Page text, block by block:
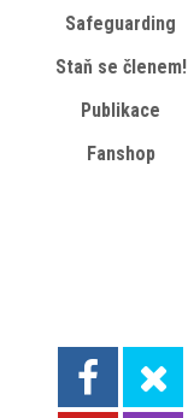
Safeguarding
Staň se členem!
Publikace
Fanshop